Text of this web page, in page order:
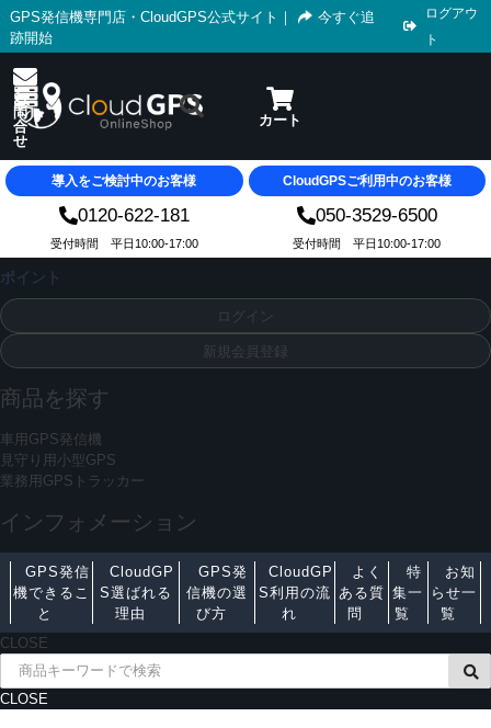
GPS発信機専門店・CloudGPS公式サイト ｜
今すぐ追
跡開始
ログアウ
ト
導入をご検討中のお客様 CloudGPSご利用中のお客様
0120-622-181 050-3529-6500
受付時間 平日10:00-17:00 受付時間 平日10:00-17:00
ポイント
ログイン
新規会員登録
商品を探す
車用GPS発信機
見守り用小型GPS
業務用GPSトラッカー
インフォメーション
GPS発信
機できるこ
と
CloudGP
S選ばれる
理由
GPS発
信機の選
び方
CloudGP
S利用の流
れ
よく
ある質
問
特
集一
覧
お知
らせ一
覧
CLOSE
CLOSE